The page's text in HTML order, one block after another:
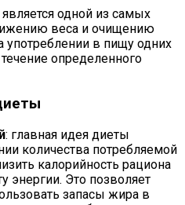
одной из самых
веса и очищению
употреблении в пищу одних
определенного
: главная идея диеты
количества потребляемой
калорийность рациона
энергии. Это позволяет
запасы жира в